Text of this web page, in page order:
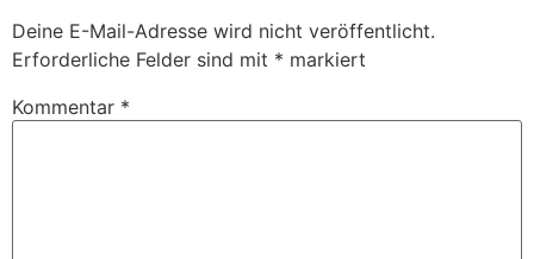
Deine E-Mail-Adresse wird nicht veröffentlicht.
Erforderliche Felder sind mit * markiert
Kommentar *